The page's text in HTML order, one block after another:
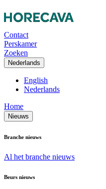
Contact
Perskamer
Zoeken
Nederlands
English
Nederlands
Home
Nieuws
Branche nieuws
Al het branche nieuws
Beurs nieuws